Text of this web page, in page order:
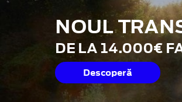
NOUL
DE LA 14.000€
Descoperă